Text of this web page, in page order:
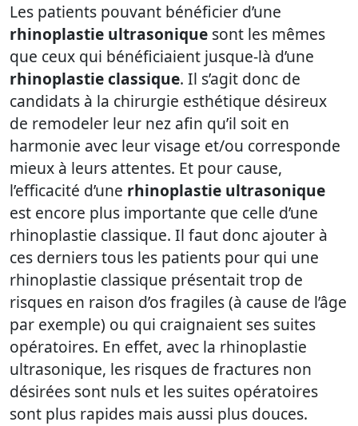
Les patients pouvant bénéficier d’une
rhinoplastie ultrasonique sont les mêmes
que ceux qui bénéficiaient jusque-là d’une
rhinoplastie classique. Il s’agit donc de
candidats à la chirurgie esthétique désireux
de remodeler leur nez afin qu’il soit en
harmonie avec leur visage et/ou corresponde
mieux à leurs attentes. Et pour cause,
l’efficacité d’une rhinoplastie ultrasonique
est encore plus importante que celle d’une
rhinoplastie classique. Il faut donc ajouter à
ces derniers tous les patients pour qui une
rhinoplastie classique présentait trop de
risques en raison d’os fragiles (à cause de l’âge
par exemple) ou qui craignaient ses suites
opératoires. En effet, avec la rhinoplastie
ultrasonique, les risques de fractures non
désirées sont nuls et les suites opératoires
sont plus rapides mais aussi plus douces.